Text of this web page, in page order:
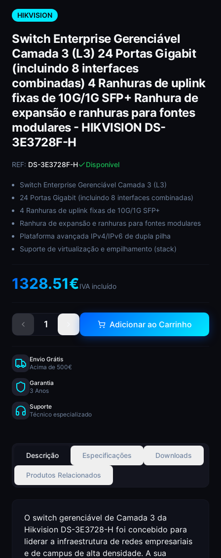
HIKVISION
Switch Enterprise Gerenciável
Camada 3 (L3) 24 Portas Gigabit
(incluindo 8 interfaces
combinadas) 4 Ranhuras de uplink
fixas de 10G/1G SFP+ Ranhura de
expansão e ranhuras para fontes
modulares - HIKVISION DS-
3E3728F-H
REF: DS-3E3728F-H Disponível
Switch Enterprise Gerenciável Camada 3 (L3)
24 Portas Gigabit (incluindo 8 interfaces combinadas)
4 Ranhuras de uplink fixas de 10G/1G SFP+
Ranhura de expansão e ranhuras para fontes modulares
Plataforma avançada IPv4/IPv6 de dupla pilha
Suporte de virtualização e empilhamento (stack)
1328.51€IVA incluído
1 Adicionar ao Carrinho
Envio Grátis
Acima de 500€
Garantia
3 Anos
Suporte
Técnico especializado
Descrição Especificações Downloads
Produtos Relacionados
O switch gerenciável de Camada 3 da
Hikvision DS-3E3728-H foi concebido para
liderar a infraestrutura de redes empresariais
e de campus de alta densidade. A sua